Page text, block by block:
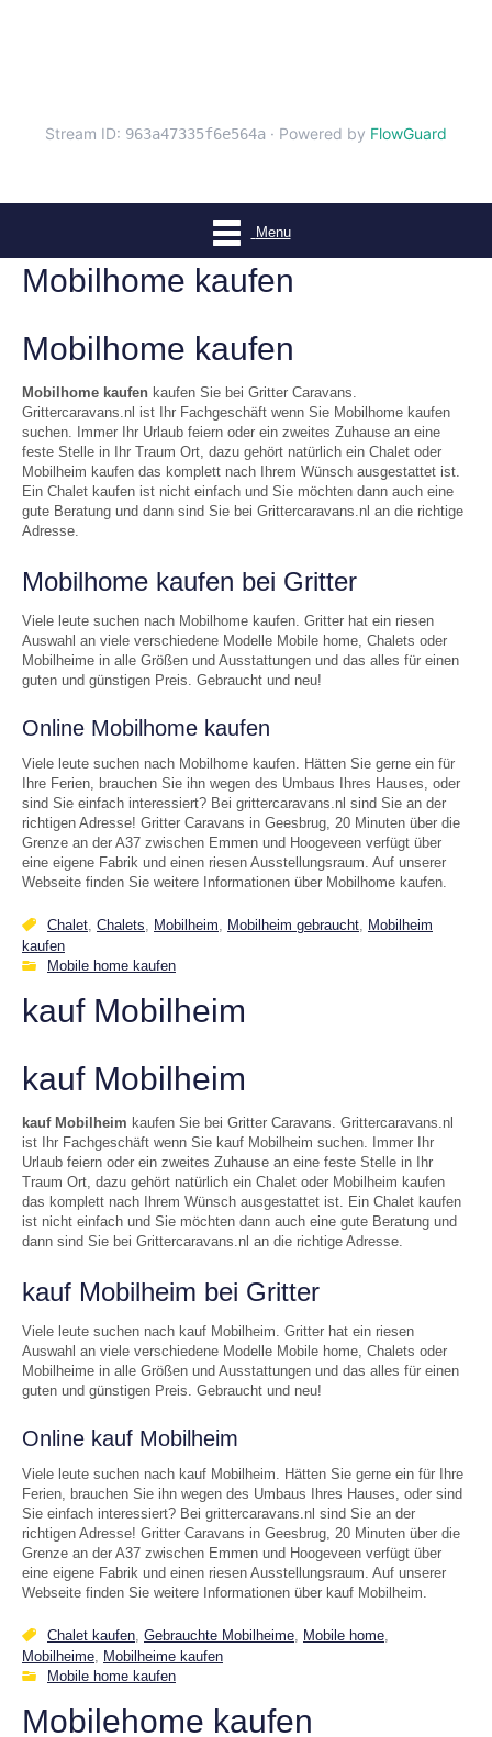
Menu
Mobilhome kaufen
Mobilhome kaufen
Mobilhome kaufen kaufen Sie bei Gritter Caravans.
Grittercaravans.nl ist Ihr Fachgeschäft wenn Sie Mobilhome kaufen
suchen. Immer Ihr Urlaub feiern oder ein zweites Zuhause an eine
feste Stelle in Ihr Traum Ort, dazu gehört natürlich ein Chalet oder
Mobilheim kaufen das komplett nach Ihrem Wünsch ausgestattet ist.
Ein Chalet kaufen ist nicht einfach und Sie möchten dann auch eine
gute Beratung und dann sind Sie bei Grittercaravans.nl an die richtige
Adresse.
Mobilhome kaufen bei Gritter
Viele leute suchen nach Mobilhome kaufen. Gritter hat ein riesen
Auswahl an viele verschiedene Modelle Mobile home, Chalets oder
Mobilheime in alle Größen und Ausstattungen und das alles für einen
guten und günstigen Preis. Gebraucht und neu!
Online Mobilhome kaufen
Viele leute suchen nach Mobilhome kaufen. Hätten Sie gerne ein für
Ihre Ferien, brauchen Sie ihn wegen des Umbaus Ihres Hauses, oder
sind Sie einfach interessiert? Bei grittercaravans.nl sind Sie an der
richtigen Adresse! Gritter Caravans in Geesbrug, 20 Minuten über die
Grenze an der A37 zwischen Emmen und Hoogeveen verfügt über
eine eigene Fabrik und einen riesen Ausstellungsraum. Auf unserer
Webseite finden Sie weitere Informationen über Mobilhome kaufen.
Chalet Chalets Mobilheim Mobilheim gebraucht Mobilheim
kaufen
Mobile home kaufen
kauf Mobilheim
kauf Mobilheim
kauf Mobilheim kaufen Sie bei Gritter Caravans. Grittercaravans.nl
ist Ihr Fachgeschäft wenn Sie kauf Mobilheim suchen. Immer Ihr
Urlaub feiern oder ein zweites Zuhause an eine feste Stelle in Ihr
Traum Ort, dazu gehört natürlich ein Chalet oder Mobilheim kaufen
das komplett nach Ihrem Wünsch ausgestattet ist. Ein Chalet kaufen
ist nicht einfach und Sie möchten dann auch eine gute Beratung und
dann sind Sie bei Grittercaravans.nl an die richtige Adresse.
kauf Mobilheim bei Gritter
Viele leute suchen nach kauf Mobilheim. Gritter hat ein riesen
Auswahl an viele verschiedene Modelle Mobile home, Chalets oder
Mobilheime in alle Größen und Ausstattungen und das alles für einen
guten und günstigen Preis. Gebraucht und neu!
Online kauf Mobilheim
Viele leute suchen nach kauf Mobilheim. Hätten Sie gerne ein für Ihre
Ferien, brauchen Sie ihn wegen des Umbaus Ihres Hauses, oder sind
Sie einfach interessiert? Bei grittercaravans.nl sind Sie an der
richtigen Adresse! Gritter Caravans in Geesbrug, 20 Minuten über die
Grenze an der A37 zwischen Emmen und Hoogeveen verfügt über
eine eigene Fabrik und einen riesen Ausstellungsraum. Auf unserer
Webseite finden Sie weitere Informationen über kauf Mobilheim.
Chalet kaufen Gebrauchte Mobilheime Mobile home
Mobilheime Mobilheime kaufen
Mobile home kaufen
Mobilehome kaufen